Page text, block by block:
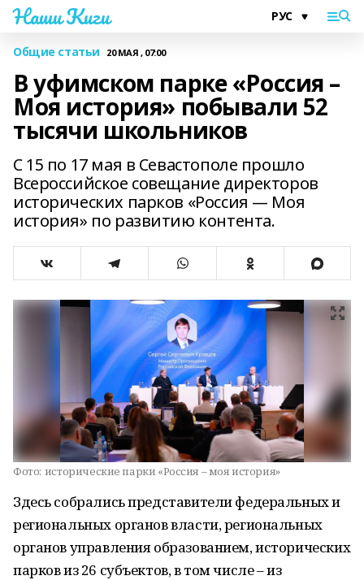
Наши Киги
Общие статьи 20 МАЯ , 07:00
В уфимском парке «Россия –
Моя история» побывали 52
тысячи школьников
С 15 по 17 мая в Севастополе прошло
Всероссийское совещание директоров
исторических парков «Россия — Моя
история» по развитию контента.
Фото: исторические парки «Россия – моя история»
Здесь собрались представители федеральных и
региональных органов власти, региональных
органов управления образованием, исторических
парков из 26 субъектов, в том числе – из